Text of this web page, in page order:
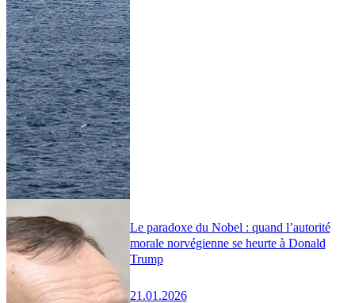
Le paradoxe du Nobel : quand l’autorité
morale norvégienne se heurte à Donald
Trump
21.01.2026